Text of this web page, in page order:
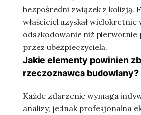
bezpośredni związek z kolizją.
właściciel uzyskał wielokrotnie
odszkodowanie niż pierwotnie
przez ubezpieczyciela.
Jakie elementy powinien
rzeczoznawca budowlany?
Każde zdarzenie wymaga
analizy, jednak profesjonalna